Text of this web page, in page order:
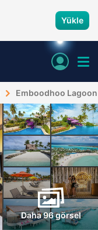
Yükle
Emboodhoo Lagoon
Daha 96 görsel